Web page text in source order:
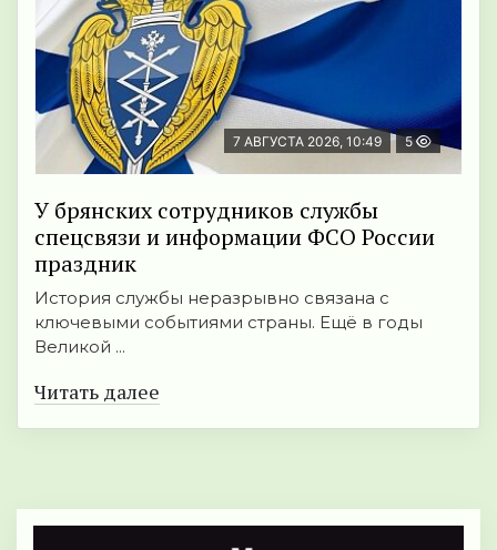
7 АВГУСТА 2026, 10:49 5
У брянских сотрудников службы
спецсвязи и информации ФСО России
праздник
История службы неразрывно связана с
ключевыми событиями страны. Ещё в годы
Великой ...
Читать далее